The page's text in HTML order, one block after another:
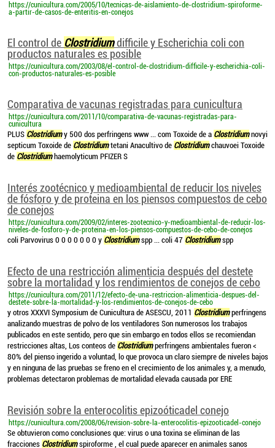
https://cunicultura.com/2005/10/tecnicas-de-aislamiento-de-clostridium-spiroforme-
a-partir-de-casos-de-enteritis-en-conejos
El control de Clostridiumdifficile y Escherichia coli con
productos naturales es posible
https://cunicultura.com/2003/08/el-control-de-clostridium-difficile-y-escherichia-coli-
con-productos-naturales-es-posible
Comparativa de vacunas registradas para cunicultura
https://cunicultura.com/2011/10/comparativa-de-vacunas-registradas-para-
cunicultura
PLUS Clostridiumy 500 dos perfringens www ... com Toxoide de a Clostridiumnovyi
septicum Toxoide de Clostridiumtetani Anacultivo de Clostridiumchauvoei Toxoide
de Clostridiumhaemolyticum PFIZER S
Interés zootécnico y medioambiental de reducir los niveles
de fósforo y de proteina en los piensos compuestos de cebo
de conejos
https://cunicultura.com/2009/02/interes-zootecnico-y-medioambiental-de-reducir-los-
niveles-de-fosforo-y-de-proteina-en-los-piensos-compuestos-de-cebo-de-conejos
coli Parvovirus 0 0 0 0 0 0 0 y Clostridiumspp ... coli 47 Clostridiumspp
Efecto de una restricción alimenticia después del destete
sobre la mortalidad y los rendimientos de conejos de cebo
https://cunicultura.com/2011/12/efecto-de-una-restriccion-alimenticia-despues-del-
destete-sobre-la-mortalidad-y-los-rendimientos-de-conejos-de-cebo
y otros XXXVI Symposium de Cunicultura de ASESCU, 2011 Clostridiumperfringens
analizando muestras de polvo de los ventiladores Son numerosos los trabajos
publicados en este sentido, pero que sin embargo en todos ellos se recomiendan
restricciones altas, Los conteos de Clostridiumperfringens ambientales fueron <
80% del pienso ingerido a voluntad, lo que provoca un claro siempre de niveles bajos
y en ninguna de las pruebas se freno en el crecimiento de los animales y, a menudo,
problemas detectaron problemas de mortalidad elevada causada por ERE
Revisión sobre la enterocolitis epizoóticadel conejo
https://cunicultura.com/2008/06/revision-sobre-la-enterocolitis-epizooticadel-conejo
Se obtuvieron como conclusiones que: virus o una toxina se eliminan de las
fracciones Clostridiumspiroforme , el cual puede aparecer en animales sanos